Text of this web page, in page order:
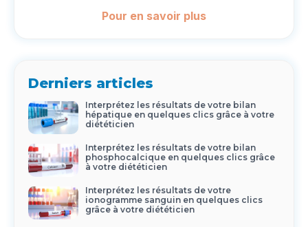
Pour en savoir plus
Derniers articles
Interprétez les résultats de votre bilan
hépatique en quelques clics grâce à votre
diététicien
Interprétez les résultats de votre bilan
phosphocalcique en quelques clics grâce
à votre diététicien
Interprétez les résultats de votre
ionogramme sanguin en quelques clics
grâce à votre diététicien